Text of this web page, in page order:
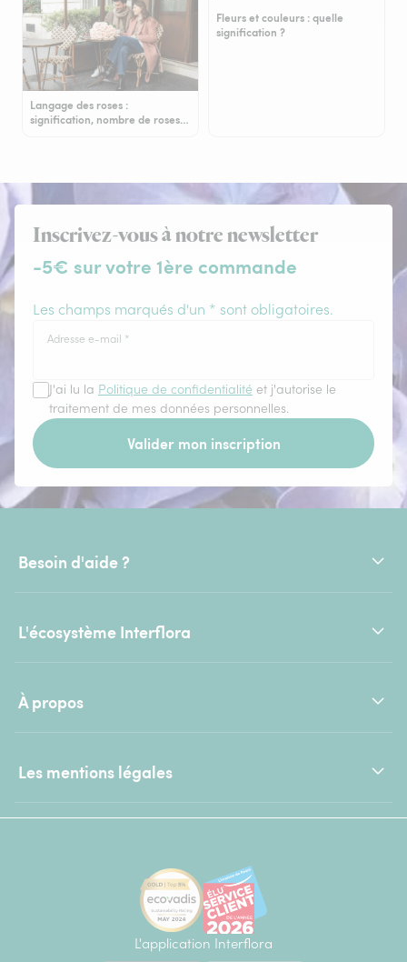
Langage des roses :
signification, nombre de roses…
Fleurs et couleurs : quelle
signification ?
Inscrivez-vous à notre newsletter
-5€ sur votre 1ère commande
Les champs marqués d'un * sont obligatoires.
Adresse e-mail *
J'ai lu la Politique de confidentialité et j'autorise le
traitement de mes données personnelles.
Valider mon inscription
Besoin d'aide ?
L'écosystème Interflora
À propos
Les mentions légales
L'application Interflora